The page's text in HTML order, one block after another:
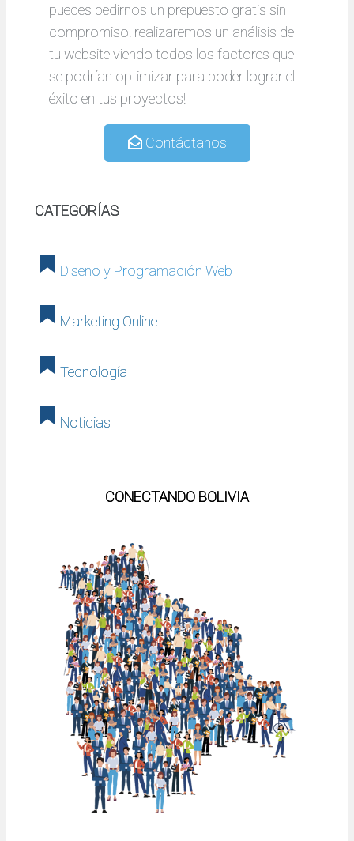
puedes pedirnos un prepuesto gratis sin
compromiso! realizaremos un análisis de
tu website viendo todos los factores que
se podrían optimizar para poder lograr el
éxito en tus proyectos!
Contáctanos
CATEGORÍAS
Diseño y Programación Web
Marketing Online
Tecnología
Noticias
CONECTANDO BOLIVIA